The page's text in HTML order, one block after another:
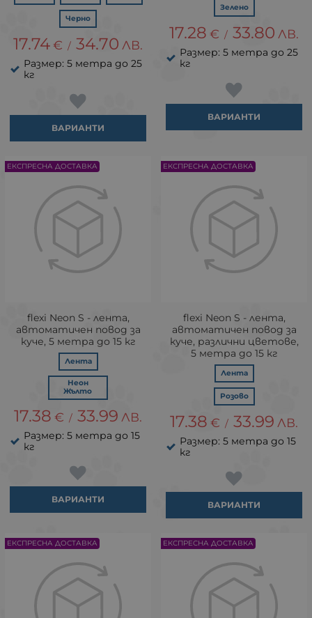
Черно
17.74€ / 34.70 ЛВ.
Размер: 5 метра до 25
кг
ВАРИАНТИ
Зелено
17.28 € / 33.80 ЛВ.
Размер: 5 метра до 25
кг
ВАРИАНТИ
flexi Neon S - лента,
автоматичен повод за
куче, 5 метра до 15 кг
Лента
Неон
Жълто
17.38 € / 33.99 ЛВ.
Размер: 5 метра до 15
кг
ВАРИАНТИ
ЕКСПРЕСНА ДОСТАВКА
flexi Neon S - лента,
автоматичен повод за
куче, различни цветове,
5 метра до 15 кг
Лента
Розово
17.38 € / 33.99 ЛВ.
Размер: 5 метра до 15
кг
ВАРИАНТИ
ЕКСПРЕСНА ДОСТАВКА
ЕКСПРЕСНА ДОСТАВКА ЕКСПРЕСНА ДОСТАВКА